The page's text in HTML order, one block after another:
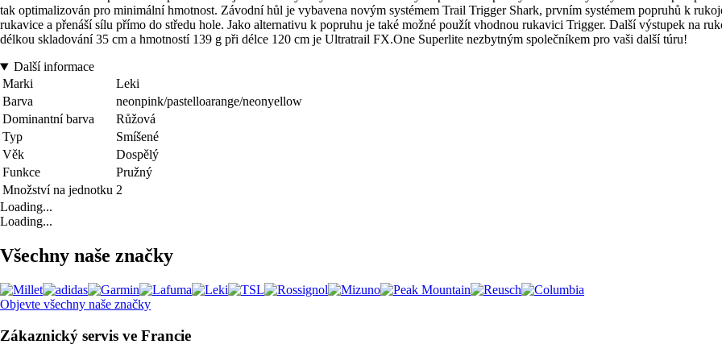
tak optimalizován pro minimální hmotnost. Závodní hůl je vybavena novým systémem Trail Trigger Shark, prvním systémem popruhů k
rukavice a přenáší sílu přímo do středu hole. Jako alternativu k popruhu je také možné použít vhodnou rukavici Trigger. Další výstupek na
délkou skladování 35 cm a hmotností 139 g při délce 120 cm je Ultratrail FX.One Superlite nezbytným společníkem pro vaši další túru!
Další informace
Marki
Leki
Barva
neonpink/pastelloarange/neonyellow
Dominantní barva
Růžová
Typ
Smíšené
Věk
Dospělý
Funkce
Pružný
Množství na jednotku 2
Loading...
Loading...
Všechny naše značky
Objevte všechny naše značky
Zákaznický servis ve Francie